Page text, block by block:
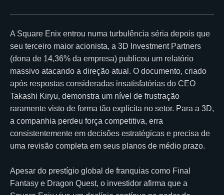
A Square Enix entrou numa turbulência séria depois que
seu terceiro maior acionista, a 3D Investment Partners
(dona de 14,36% da empresa) publicou um relatório
massivo atacando a direção atual. O documento, criado
após respostas consideradas insatisfatórias do CEO
Takashi Kiryu, demonstra um nível de frustração
raramente visto de forma tão explícita no setor. Para a 3D,
a companhia perdeu força competitiva, erra
consistentemente em decisões estratégicas e precisa de
uma revisão completa em seus planos de médio prazo.
Apesar do prestígio global de franquias como Final
Fantasy e Dragon Quest, o investidor afirma que a